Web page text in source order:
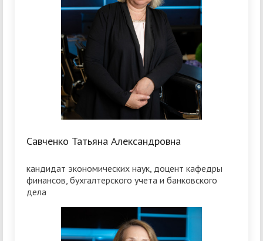
Савченко Татьяна Александровна
кандидат экономических наук, доцент кафедры
финансов, бухгалтерского учета и банковского
дела